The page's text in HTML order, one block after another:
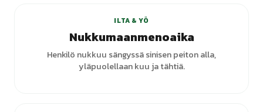
ILTA & YÖ
Nukkumaanmenoaika
Henkilö nukkuu sängyssä sinisen peiton alla,
yläpuolellaan kuu ja tähtiä.